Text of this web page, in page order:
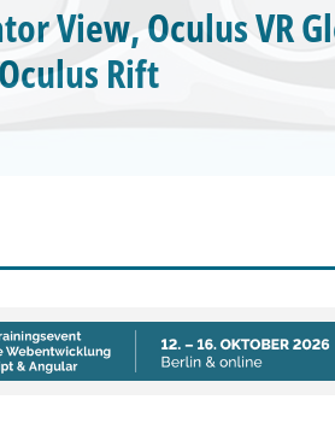
View, Oculus VR
Rift